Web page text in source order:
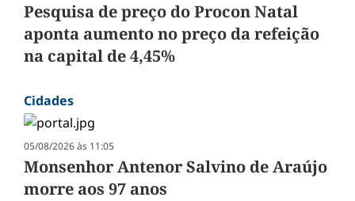
Pesquisa de preço do Procon Natal
aponta aumento no preço da refeição
na capital de 4,45%
Cidades
05/08/2026 às 11:05
Monsenhor Antenor Salvino de Araújo
morre aos 97 anos